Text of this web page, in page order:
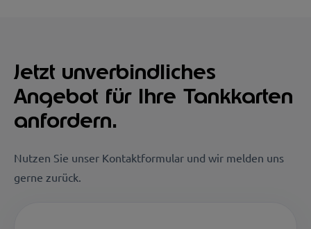
Jetzt unverbindliches
Angebot für Ihre Tankkarten
anfordern.
Nutzen Sie unser Kontaktformular und wir melden uns
gerne zurück.